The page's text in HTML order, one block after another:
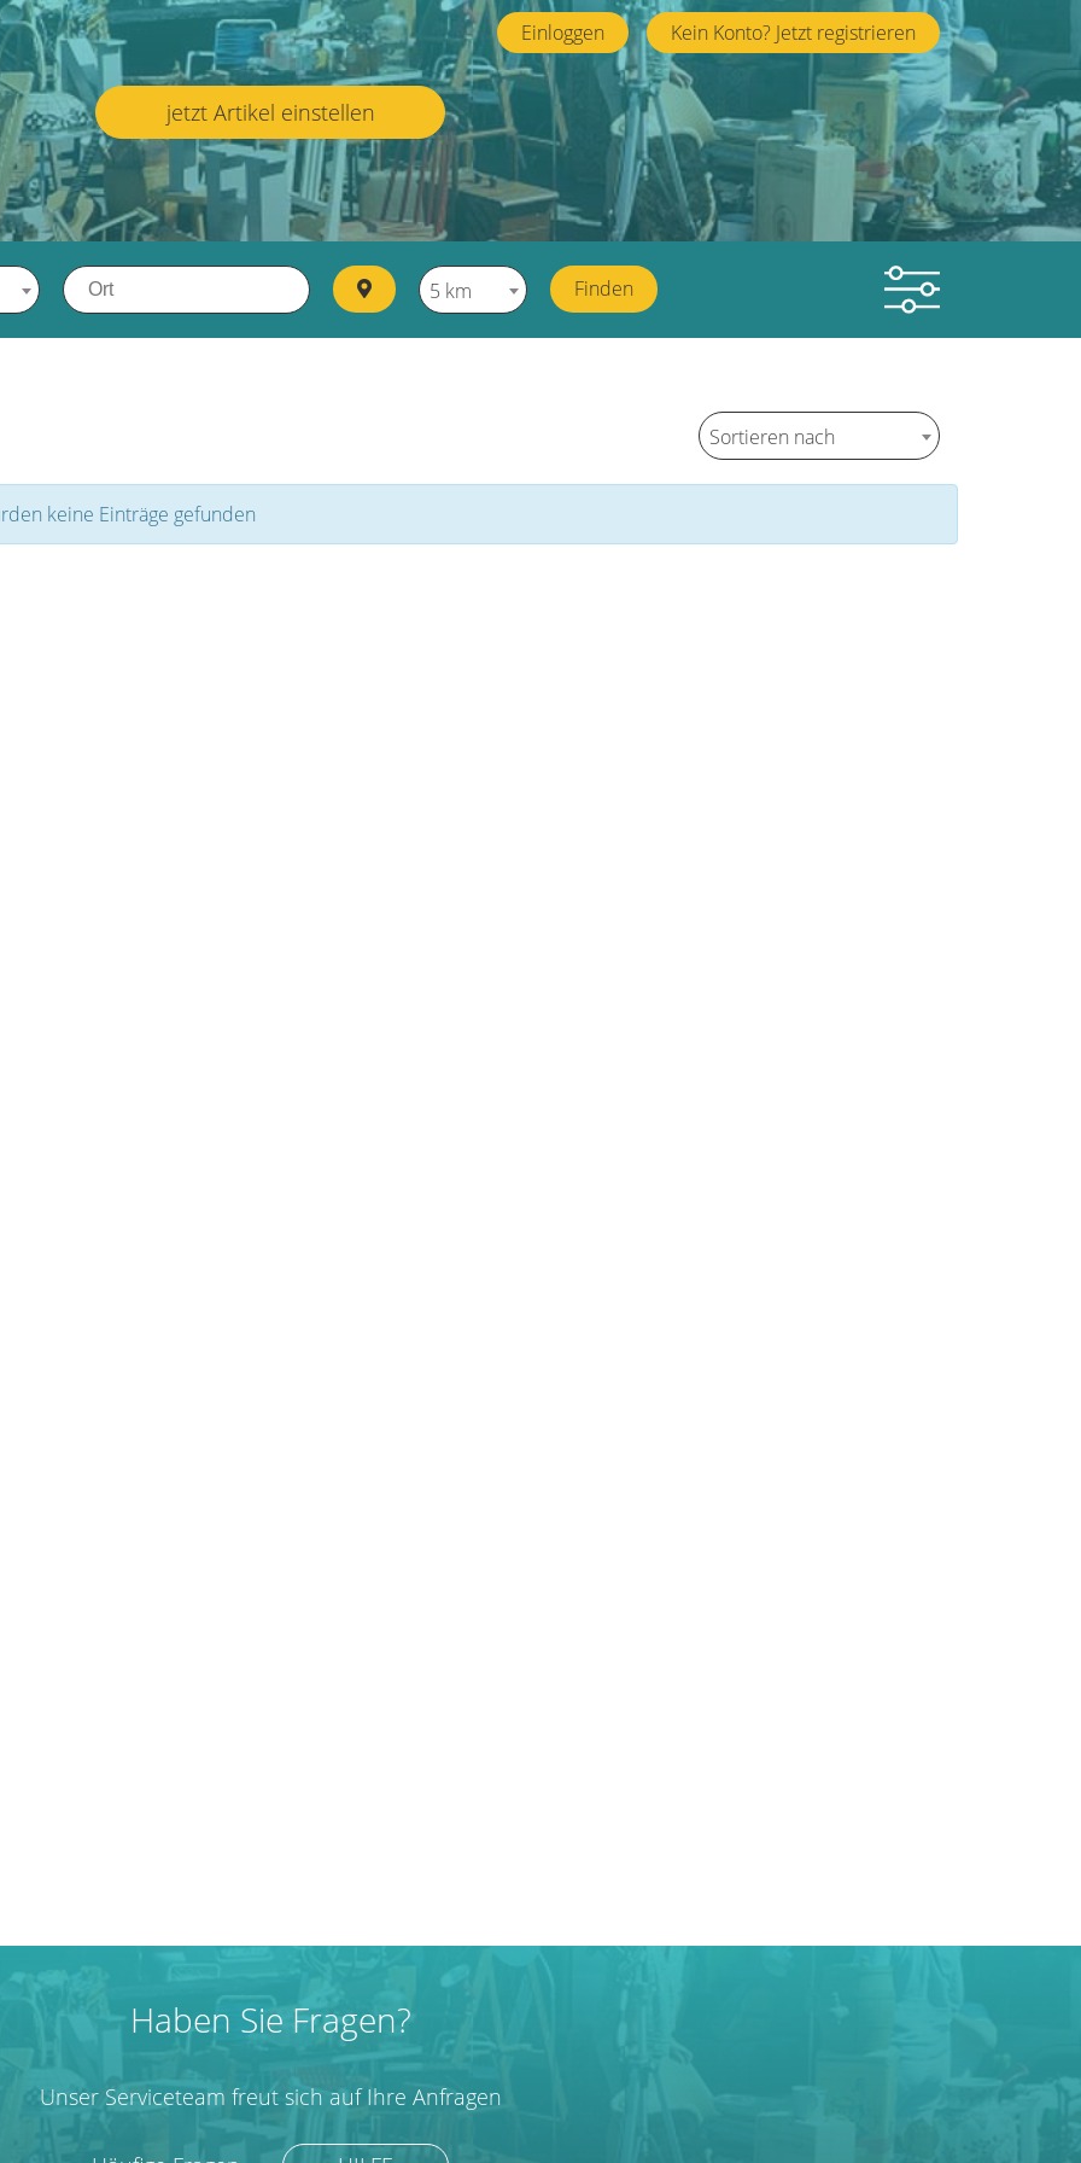
Einloggen Kein Konto? Jetzt registrieren
jetzt Artikel einstellen
5 km Finden
Sortieren nach
keine Einträge gefunden
Haben Sie Fragen?
Unser Serviceteam freut sich auf Ihre Anfragen